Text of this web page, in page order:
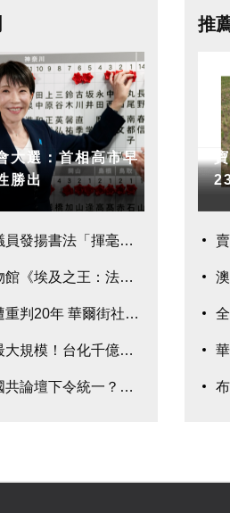
大選：首相高市早
勝出
彰化縣議員發揚書法
館《埃及之王：法老》280件真跡鉅
判20年 華爾街社論:示警台灣
大規模！台化千億元聯貸案完成簽
共論壇下令統一？國民黨：均屬臆
推